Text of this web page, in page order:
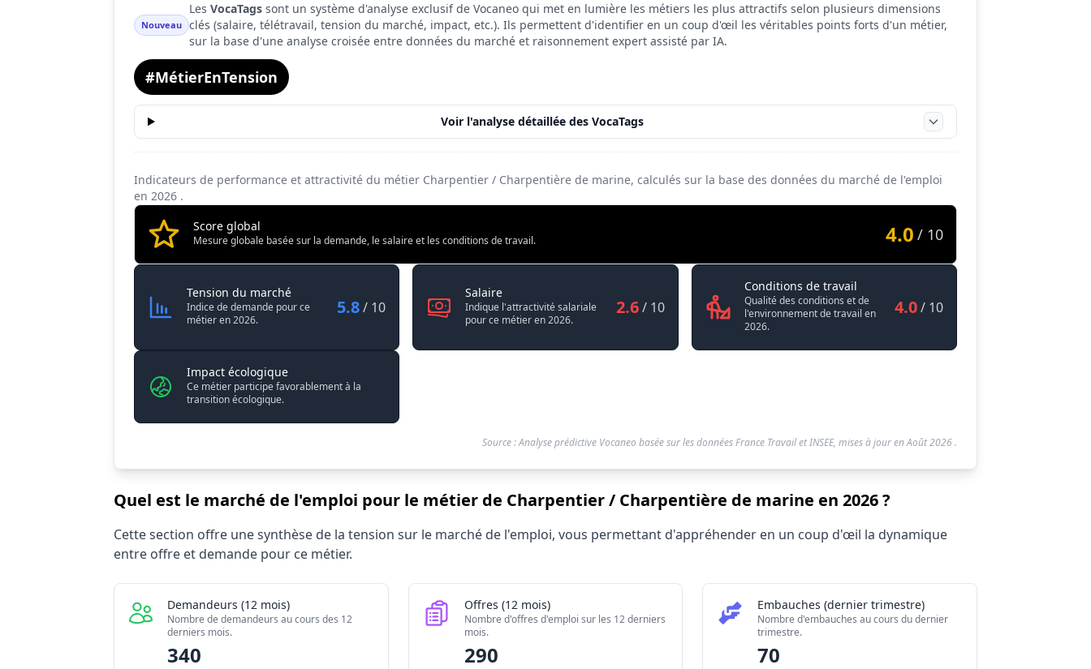
Nouveau
Les VocaTags sont un système d'analyse exclusif de Vocaneo qui met en lumière les métiers les plus attractifs selon plusieurs dimensions
clés (salaire, télétravail, tension du marché, impact, etc.). Ils permettent d'identifier en un coup d'œil les véritables points forts d'un métier,
sur la base d'une analyse croisée entre données du marché et raisonnement expert assisté par IA.
#MétierEnTension
Voir l'analyse détaillée des VocaTags
Indicateurs de performance et attractivité du métier Charpentier / Charpentière de marine, calculés sur la base des données du marché de l'emploi
en 2026 .
Score global
Mesure globale basée sur la demande, le salaire et les conditions de travail. 4.0 / 10
Indicateur
Score (sur 10)
Attractivité globale
4.0
Tension du marché
Salaire
2.6
Conditions de travail
4.0
Tension du marchéCharpentier / Charpentière de marine
Indice de demande pour ce
métier en 2026.
5.8/ 10
SalaireCharpentier / Charpentière de marine
Indique l'attractivité salariale
pour ce métier en 2026.
2.6/ 10
Conditions de travailCharpentier / Charpentière de marine
Qualité des conditions et de
l'environnement de travail en
2026.
4.0/ 10
Impact écologique
Ce métier participe favorablement à la
transition écologique.
Source : Analyse prédictive Vocaneo basée sur les données France Travail et INSEE, mises à jour enAoût 2026.
Quel est le marché de l'emploi pour le métier de Charpentier / Charpentière de marine en 2026 ?
Statistiques recrutement Charpentier / Charpentière de marine 2026
Indicateur
Offres publiées (12 mois)
Embauches constatées
Indice de tension globale
Cette section offre une synthèse de la tension sur le marché de l'emploi, vous permettant d'appréhender en un coup d'œil la dynamique
entre offre et demande pour ce métier.
Demandeurs (12 mois)
Nombre de demandeurs au cours des 12
derniers mois.
340
Offres (12 mois)
Nombre d'offres d'emploi sur les 12 derniers
mois.
290
Embauches (dernier trimestre)
Nombre d'embauches au cours du dernier
trimestre.
70